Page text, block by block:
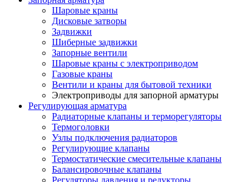
Шаровые краны
Дисковые затворы
Задвижки
Шиберные задвижки
Запорные вентили
Шаровые краны с электроприводом
Газовые краны
Вентили и краны для бытовой техники
Электроприводы для запорной арматуры
Регулирующая арматура
Радиаторные клапаны и терморегуляторы
Термоголовки
Узлы подключения радиаторов
Регулирующие клапаны
Термостатические смесительные клапаны
Балансировочные клапаны
Регуляторы давления и редукторы